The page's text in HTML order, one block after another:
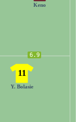
Keno
6.9
11
Y. Bolasie